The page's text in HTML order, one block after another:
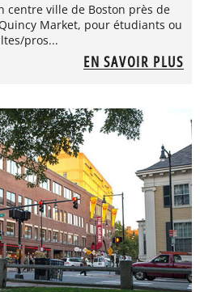
centre ville de Boston près de
Market, pour étudiants ou
pros...
EN SAVOIR PLUS